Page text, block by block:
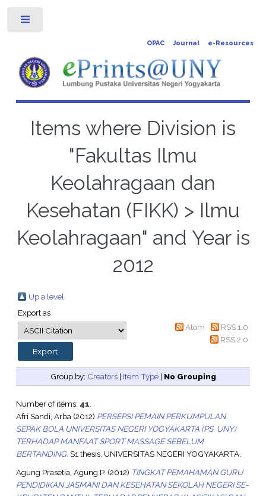
OPAC Journal e-Resources
Items where Division is
"Fakultas Ilmu
Keolahragaan dan
Kesehatan (FIKK) > Ilmu
Keolahragaan" and Year is
2012
Up a level
Export as
Atom
RSS 1.0
RSS 2.0
Group by: Creators| Item Type| No Grouping
Number of items: 41.
Afri Sandi, Arba(2012) PERSEPSI PEMAIN PERKUMPULAN
SEPAK BOLA UNIVERSITAS NEGERI YOGYAKARTA (PS. UNY)
TERHADAP MANFAAT SPORT MASSAGE SEBELUM
BERTANDING. S1 thesis, UNIVERSITAS NEGERI YOGYAKARTA.
Agung Prasetia, Agung P. (2012) TINGKAT PEMAHAMAN GURU
PENDIDIKAN JASMANI DAN KESEHATAN SEKOLAH NEGERI SE-